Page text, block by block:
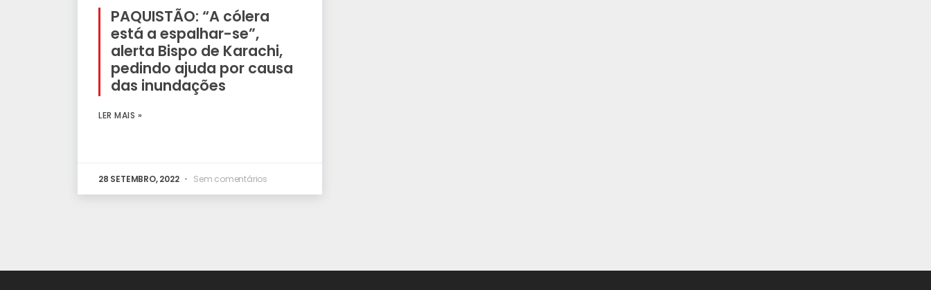
PAQUISTÃO: “A cólera
está a espalhar-se”,
alerta Bispo de Karachi,
pedindo ajuda por causa
das inundações
LER MAIS »
28 SETEMBRO, 2022 Sem comentários